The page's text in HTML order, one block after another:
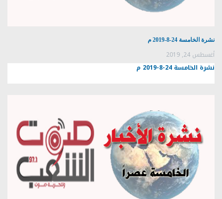
نشرة الخامسة 24-8-2019 م
أغسطس 24, 2019
نشرة الخامسة 24-8-2019 م